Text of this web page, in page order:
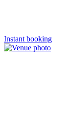
Instant booking